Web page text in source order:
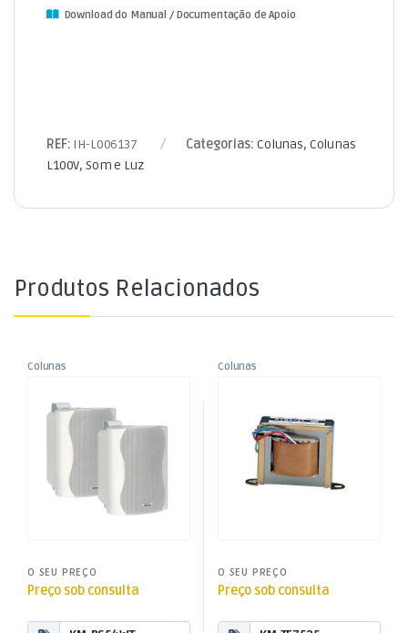
Download do Manual / Documentação de Apoio
REF: IH-L006137 Categorias: Colunas, Colunas
L100V,Som e Luz
Produtos Relacionados
Colunas
Som e Luz
O SEU PREÇO
Preço sob consulta
Colunas
O SEU PREÇO
Preço sob consulta